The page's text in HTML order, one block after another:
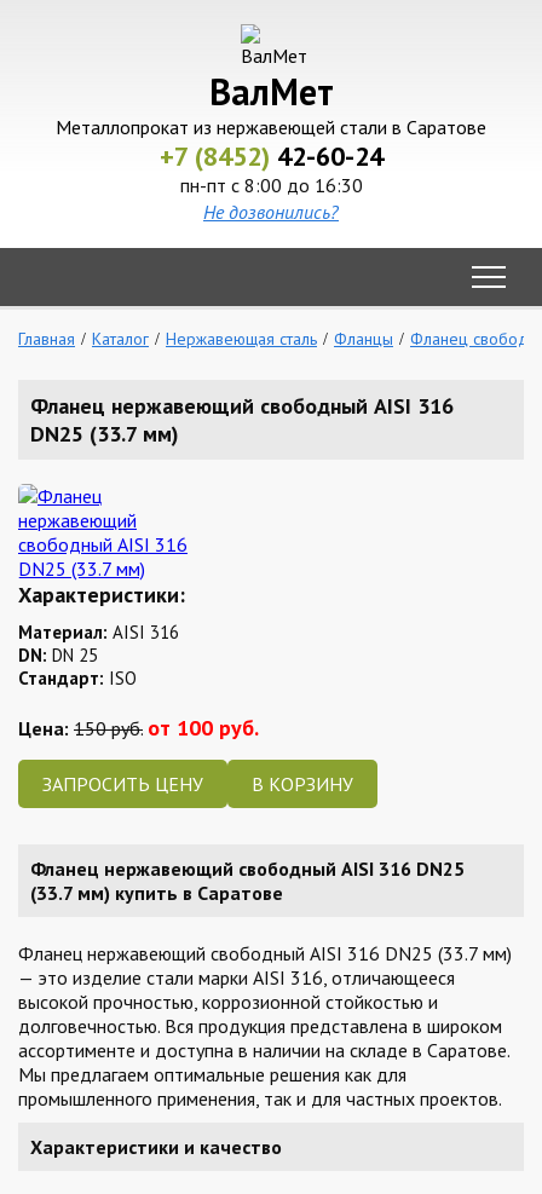
ВалМет
Металлопрокат из нержавеющей стали в Саратове
+7 (8452) 42-60-24
пн-пт с 8:00 до 16:30
Не дозвонились?
Главная Каталог Нержавеющая сталь Фланцы Фланец
Фланец нержавеющий свободный AISI 316
DN25 (33.7 мм)
Характеристики:
Материал: AISI 316
DN: DN 25
Стандарт: ISO
Цена: 150 руб. от 100 руб.
ЗАПРОСИТЬ ЦЕНУ
Фланец нержавеющий свободный AISI 316 DN25
(33.7 мм) купить в Саратове
Фланец нержавеющий свободный AISI 316 DN25 (33.7 мм)
— это изделие стали марки AISI 316, отличающееся
высокой прочностью, коррозионной стойкостью и
долговечностью. Вся продукция представлена в широком
ассортименте и доступна в наличии на складе в Саратове.
Мы предлагаем оптимальные решения как для
промышленного применения, так и для частных проектов.
Характеристики и качество